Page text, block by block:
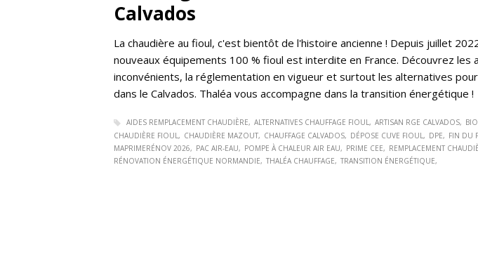
Calvados
La chaudière au fioul, c'est bientôt de l'histoire ancienne ! Depuis juillet
nouveaux équipements 100 % fioul est interdite en France. Découvrez les
inconvénients, la réglementation en vigueur et surtout les alternatives
dans le Calvados. Thaléa vous accompagne dans la transition énergétique !
AIDES REMPLACEMENT CHAUDIÈRE ALTERNATIVES CHAUFFAGE FIOUL ARTISAN RGE CALVADOS
CHAUDIÈRE FIOUL
CHAUDIÈRE MAZOUT CHAUFFAGE CALVADOS DÉPOSE CUVE FIOUL DPE FIN DU
MAPRIMERÉNOV 2026
PAC AIR-EAU POMPE À CHALEUR AIR EAU PRIME CEE
REMPLACEMENT
RÉNOVATION ÉNERGÉTIQUE NORMANDIE
THALÉA CHAUFFAGE TRANSITION ÉNERGÉTIQUE